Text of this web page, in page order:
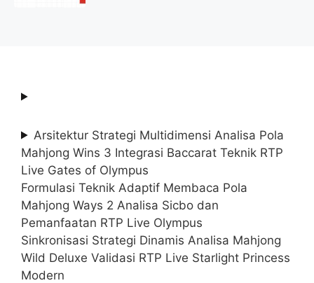
Arsitektur Strategi Multidimensi Analisa Pola
Mahjong Wins 3 Integrasi Baccarat Teknik RTP
Live Gates of Olympus
Formulasi Teknik Adaptif Membaca Pola
Mahjong Ways 2 Analisa Sicbo dan
Pemanfaatan RTP Live Olympus
Sinkronisasi Strategi Dinamis Analisa Mahjong
Wild Deluxe Validasi RTP Live Starlight Princess
Modern